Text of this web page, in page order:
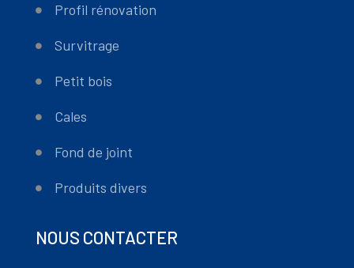
Profil rénovation
Survitrage
Petit bois
Cales
Fond de joint
Produits divers
NOUS CONTACTER